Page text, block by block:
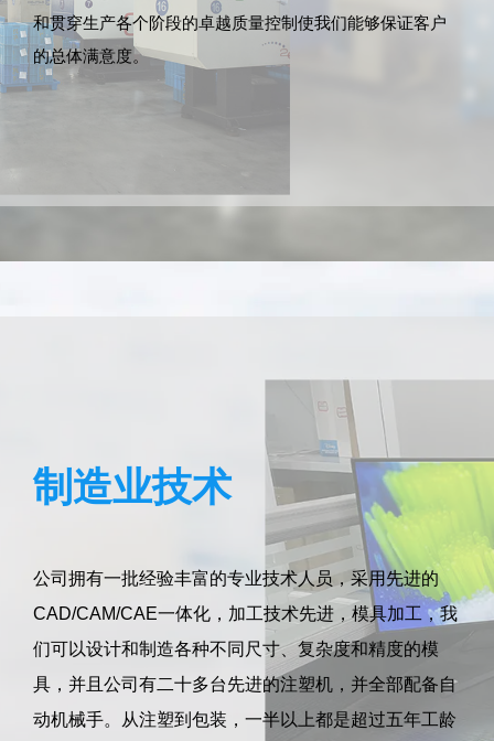
和贯穿生产各个阶段的卓越质量控制使我们能够保证客户
的总体满意度。
制造业技术
公司拥有一批经验丰富的专业技术人员，采用先进的
CAD/CAM/CAE一体化，加工技术先进，模具加工，我
们可以设计和制造各种不同尺寸、复杂度和精度的模
具，并且公司有二十多台先进的注塑机，并全部配备自
动机械手。从注塑到包装，一半以上都是超过五年工龄